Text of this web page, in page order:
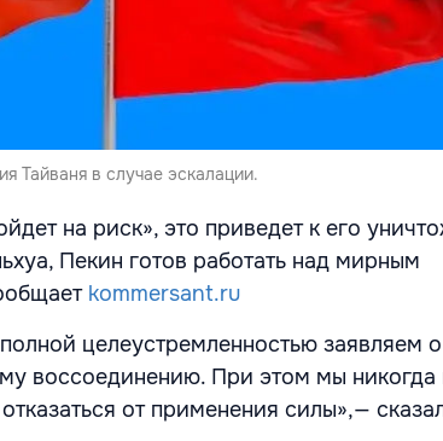
Тайваня в случае эскалации.
на риск», это приведет к его
Пекин готов работать над мирным
kommersant.ru
целеустремленностью заявляем о
воссоединению. При этом мы никогда
от применения силы»,—